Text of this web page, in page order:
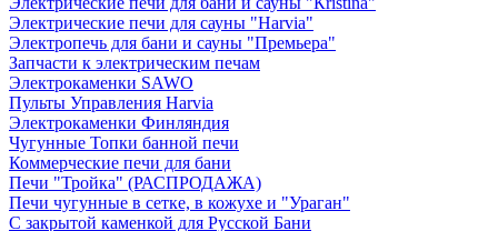
Электрические печи для сауны "Harvia"
Электропечь для бани и сауны "Премьера"
Запчасти к электрическим печам
Электрокаменки SAWO
Пульты Управления Harvia
Электрокаменки Финляндия
Чугунные Топки банной печи
Коммерческие печи для бани
Печи "Тройка" (РАСПРОДАЖА)
Печи чугунные в сетке, в кожухе и "Ураган"
С закрытой каменкой для Русской Бани